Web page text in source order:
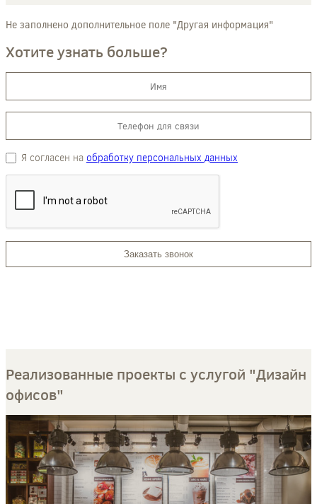
Не заполнено дополнительное поле "Другая информация"
Хотите узнать больше?
Я согласен на обработку персональных данных
Заказать звонок
Реализованные проекты с услугой "Дизайн
офисов"